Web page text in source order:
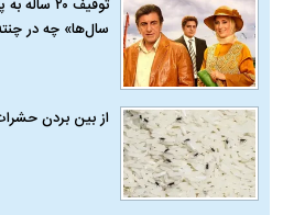
توقیف ۲۰
سال‌ها» چه در
از بین بردن